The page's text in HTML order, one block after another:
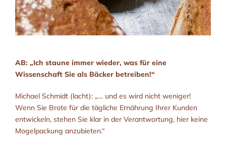
AB: „Ich staune immer wieder, was für eine
Wissenschaft Sie als Bäcker betreiben!“
Michael Schmidt (lacht): „… und es wird nicht weniger!
Wenn Sie Brote für die tägliche Ernährung Ihrer Kunden
entwickeln, stehen Sie klar in der Verantwortung, hier keine
Mogelpackung anzubieten.“